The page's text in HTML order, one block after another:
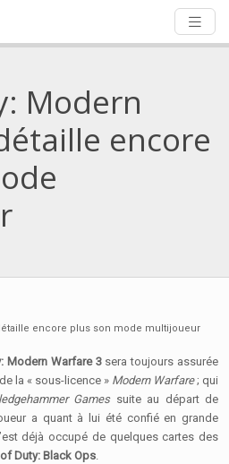
Modern
encore
encore plus son mode multijoueur
Modern Warfare 3sera toujours assurée
la « sous-licence » Modern Warfare; qui
Gamessuite au départ de
a quant à lui été confié en grande
déjà occupé de quelques cartes des
Duty: Black Ops